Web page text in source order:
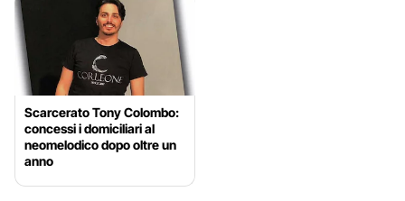
Scarcerato Tony Colombo:
concessi i domiciliari al
neomelodico dopo oltre un
anno